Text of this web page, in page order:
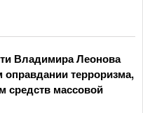
Владимира Леонова
терроризма,
средств массовой